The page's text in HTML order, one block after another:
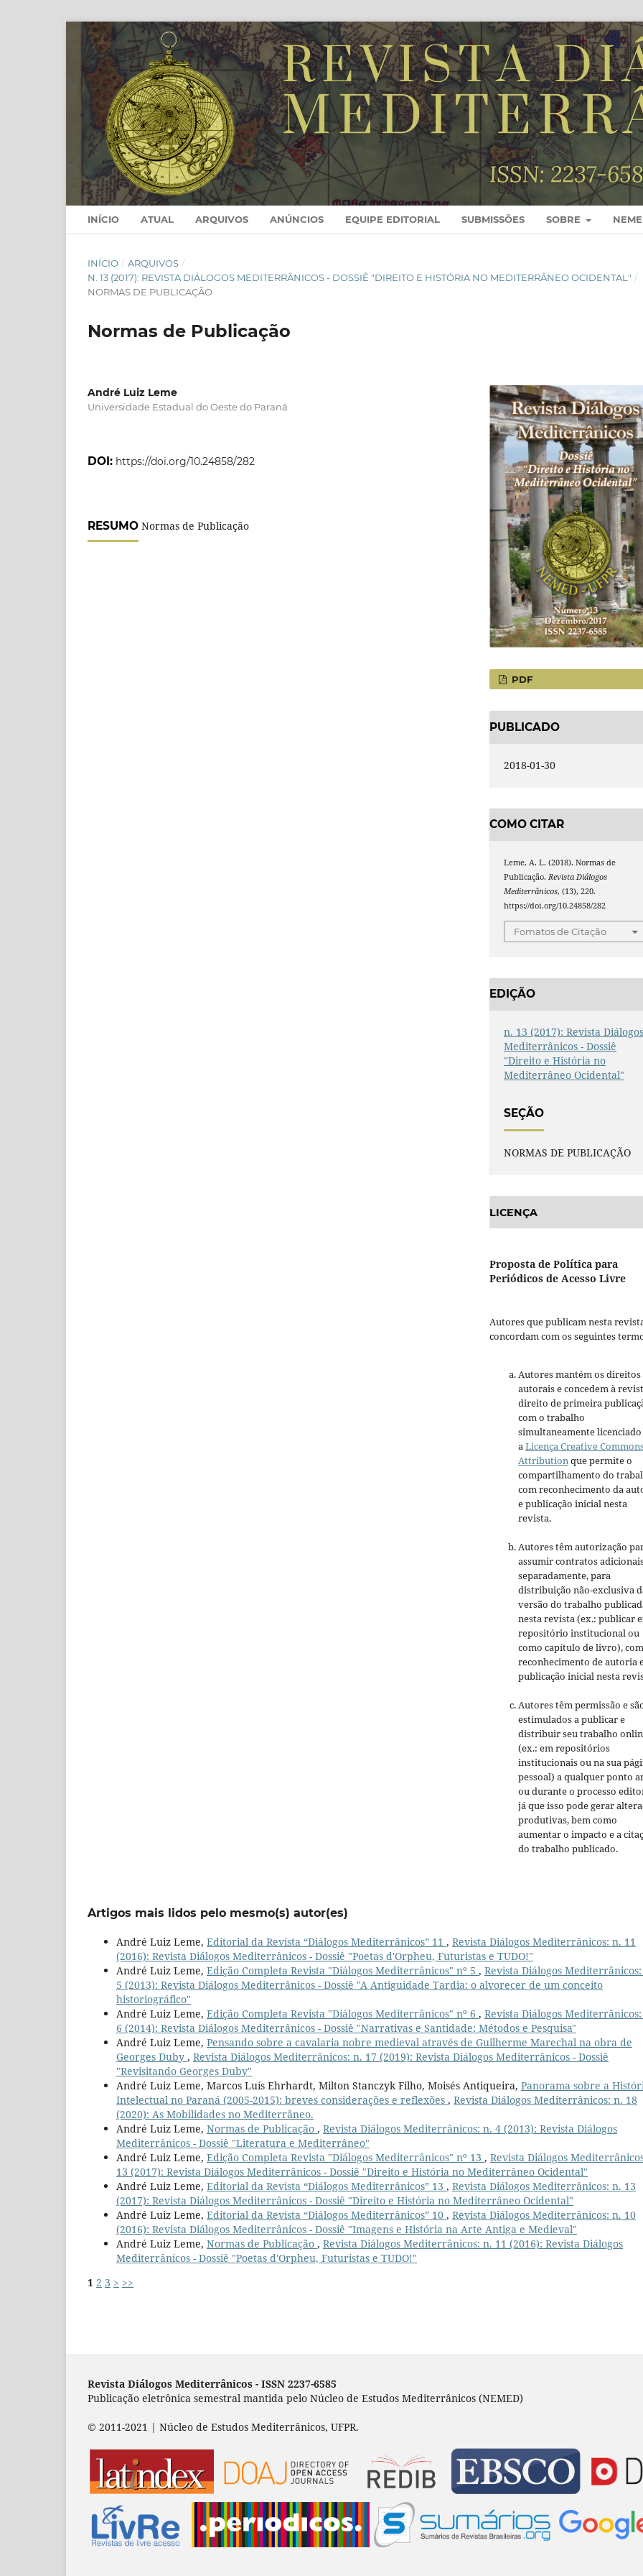
INÍCIO ATUAL ARQUIVOS ANÚNCIOS EQUIPE EDITORIAL SUBMISSÕES SOBRE
INÍCIO / ARQUIVOS /
N. 13 (2017): REVISTA DIÁLOGOS MEDITERRÂNICOS - DOSSIÊ "DIREITO E HISTÓRIA NO MEDITERRÂNEO OCIDENTAL" /
NORMAS DE PUBLICAÇÃO
Normas de Publicação
André Luiz Leme
Universidade Estadual do Oeste do Paraná
DOI: https://doi.org/10.24858/282
RESUMO Normas de Publicação
PDF
PUBLICADO
2018-01-30
COMO CITAR
Leme, A. L. (2018). Normas de
Publicação.Revista Diálogos
Mediterrânicos, (13), 220.
https://doi.org/10.24858/282
Fomatos de Citação
EDIÇÃO
n. 13 (2017): Revista
Mediterrânicos - Dossiê
"Direito e História no
Mediterrâneo Ocidental"
SEÇÃO
NORMAS DE PUBLICAÇÃO
LICENÇA
Proposta de Política para
Periódicos de Acesso Livre
Autores que publicam nesta
concordam com os seguintes
Autores mantém os direitos
autorais e concedem à
direito de primeira
com o trabalho
simultaneamente
aLicença Creative
Attributionque permite o
compartilhamento do
com reconhecimento da
e publicação inicial nesta
revista.
Autores têm autorização
assumir contratos
separadamente, para
distribuição não-exclusiva
versão do trabalho
nesta revista (ex.: publicar
repositório institucional ou
como capítulo de livro), com
reconhecimento de autoria
publicação inicial nesta
Autores têm permissão e
estimulados a publicar e
distribuir seu trabalho
(ex.: em repositórios
institucionais ou na sua
pessoal) a qualquer ponto
ou durante o processo
já que isso pode gerar
produtivas, bem como
aumentar o impacto e a
do trabalho publicado.
Artigos mais lidos pelo mesmo(s) autor(es)
André Luiz Leme, Editorial da Revista “Diálogos Mediterrânicos” 11 , Revista Diálogos Mediterrânicos: n. 11
(2016): Revista Diálogos Mediterrânicos - Dossiê "Poetas d'Orpheu, Futuristas e TUDO!"
André Luiz Leme, Edição Completa Revista "Diálogos Mediterrânicos" nº 5 , Revista Diálogos
5 (2013): Revista Diálogos Mediterrânicos - Dossiê "A Antiguidade Tardia: o alvorecer de um conceito
historiográfico"
André Luiz Leme, Edição Completa Revista "Diálogos Mediterrânicos" nº 6 , Revista Diálogos
6 (2014): Revista Diálogos Mediterrânicos - Dossiê "Narrativas e Santidade: Métodos e Pesquisa"
André Luiz Leme, Pensando sobre a cavalaria nobre medieval através de Guilherme Marechal na obra de
Georges Duby , Revista Diálogos Mediterrânicos: n. 17 (2019): Revista Diálogos Mediterrânicos - Dossiê
"Revisitando Georges Duby"
André Luiz Leme, Marcos Luís Ehrhardt, Milton Stanczyk Filho, Moisés Antiqueira, Panorama sobre a
Intelectual no Paraná (2005-2015): breves considerações e reflexões , Revista Diálogos Mediterrânicos: n. 18
(2020): As Mobilidades no Mediterrâneo.
André Luiz Leme, Normas de Publicação , Revista Diálogos Mediterrânicos: n. 4 (2013): Revista Diálogos
Mediterrânicos - Dossiê "Literatura e Mediterrâneo"
André Luiz Leme, Edição Completa Revista "Diálogos Mediterrânicos" nº 13 , Revista Diálogos
13 (2017): Revista Diálogos Mediterrânicos - Dossiê "Direito e História no Mediterrâneo Ocidental"
André Luiz Leme, Editorial da Revista “Diálogos Mediterrânicos” 13 , Revista Diálogos Mediterrânicos: n. 13
(2017): Revista Diálogos Mediterrânicos - Dossiê "Direito e História no Mediterrâneo Ocidental"
André Luiz Leme, Editorial da Revista “Diálogos Mediterrânicos” 10 , Revista Diálogos Mediterrânicos: n. 10
(2016): Revista Diálogos Mediterrânicos - Dossiê "Imagens e História na Arte Antiga e Medieval"
André Luiz Leme, Normas de Publicação , Revista Diálogos Mediterrânicos: n. 11 (2016): Revista Diálogos
Mediterrânicos - Dossiê "Poetas d'Orpheu, Futuristas e TUDO!"
1 2 3 > >>
Revista Diálogos Mediterrânicos - ISSN 2237-6585
Publicação eletrônica semestral mantida pelo Núcleo de Estudos Mediterrânicos (NEMED)
© 2011-2021 | Núcleo de Estudos Mediterrânicos, UFPR.